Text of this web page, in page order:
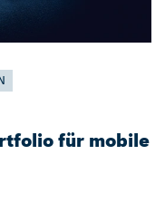
für mobile